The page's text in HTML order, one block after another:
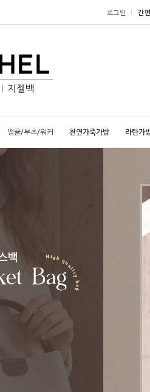
로그인 간
앵클/부츠/워커 천연가죽가방 라탄가